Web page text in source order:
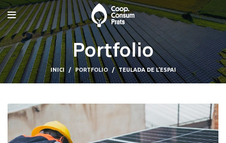
Portfolio
INICI PORTFOLIO TEULADA DE L’ESPAI